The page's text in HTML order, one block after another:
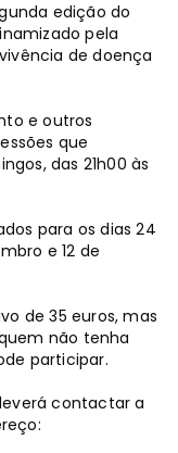
edição do
pela
de doença
e outros
que
das 21h00 às
para os dias 24
e 12 de
de 35 euros, mas
não tenha
participar.
contactar a